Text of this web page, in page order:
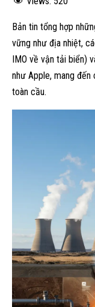
Bản tin tổng hợp
vững như địa nhiệt,
IMO về vận tải biển)
như Apple, mang
toàn cầu.